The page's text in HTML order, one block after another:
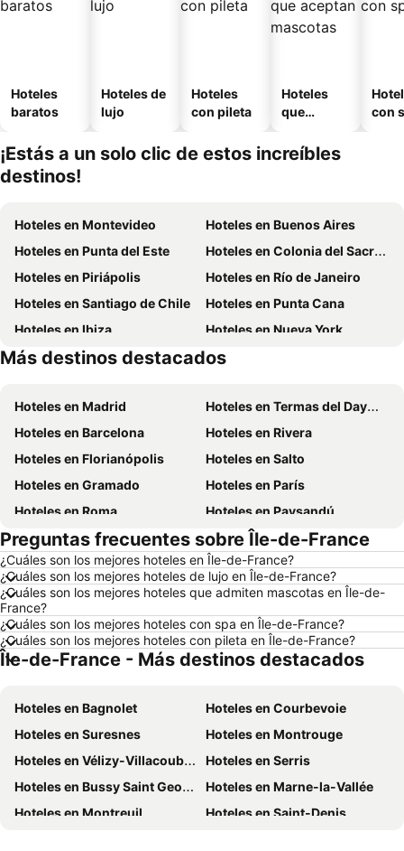
Hoteles
baratos
Hoteles de
lujo
Hoteles
con pileta
Hoteles
que
mascotas
con
¡Estás a un solo clic de estos increíbles
destinos!
Hoteles en Montevideo
Hoteles en Buenos Aires
Hoteles en Punta del Este
Hoteles en Colonia del Sacramento
Hoteles en Piriápolis
Hoteles en Río de Janeiro
Hoteles en Santiago de Chile
Hoteles en Punta Cana
Hoteles en Ibiza
Hoteles en Nueva York
Hoteles en Aruba
Hoteles en Maldonado
Más destinos destacados
Hoteles en Madrid
Hoteles en Termas del Dayman
Hoteles en Barcelona
Hoteles en Rivera
Hoteles en Florianópolis
Hoteles en Salto
Hoteles en Gramado
Hoteles en París
Hoteles en Roma
Hoteles en Paysandú
Hoteles en San Carlos de Bariloche
Hoteles en Chuy
Hoteles en Maceió
Hoteles en Conil de la Frontera
Hoteles en Ámsterdam
Hoteles en Foz de Iguazú
Hoteles en Maragogi
Hoteles en Punta del Diablo
Hoteles en Isla de Miconos
Hoteles en Brasil
Hoteles en Uruguay
Hoteles en Departamento de Colonia
Hoteles en Rocha
Hoteles en Asunción
Hoteles en Salto
Hoteles en Bahamas
Preguntas frecuentes sobre Île-de-France
¿Cuáles son los mejores hoteles en Île-de-France?
¿Cuáles son los mejores hoteles de lujo en Île-de-France?
¿Cuáles son los mejores hoteles que admiten mascotas en Île-de-
France?
¿Cuáles son los mejores hoteles con spa en Île-de-France?
¿Cuáles son los mejores hoteles con pileta en Île-de-France?
Île-de-France - Más destinos destacados
Hoteles en Bagnolet
Hoteles en Courbevoie
Hoteles en Suresnes
Hoteles en Montrouge
Hoteles en Vélizy-Villacoublay
Hoteles en Serris
Hoteles en Bussy Saint Georges
Hoteles en Marne-la-Vallée
Hoteles en Montreuil
Hoteles en Saint-Denis